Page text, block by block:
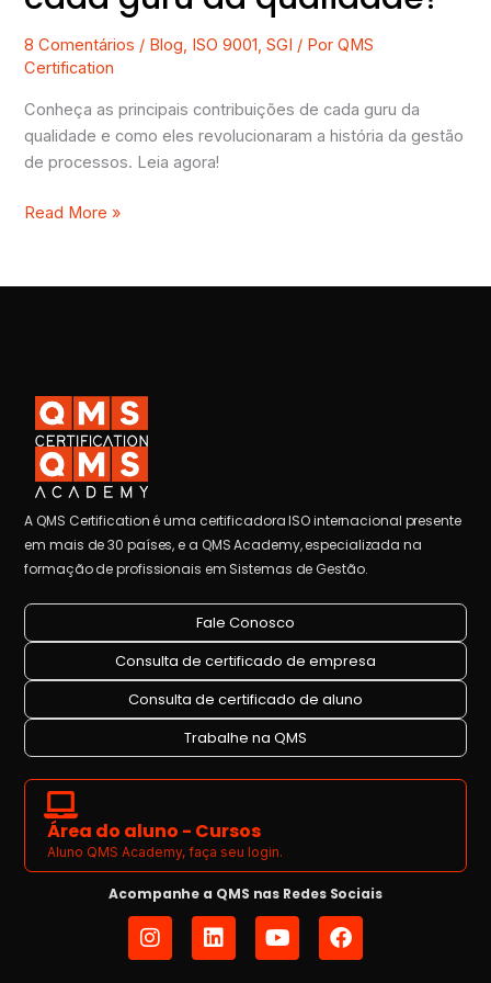
8 Comentários / Blog, ISO 9001,SGI / PorQMS
Certification
Conheça as principais contribuições de cada guru da
qualidade e como eles revolucionaram a história da gestão
de processos. Leia agora!
Read More »
A QMS Certification é uma certificadora ISO internacional presente
em mais de 30 países, e a QMS Academy, especializada na
formação de profissionais em Sistemas de Gestão.
Fale Conosco
Consulta de certificado de empresa
Consulta de certificado de aluno
Trabalhe na QMS
Área do aluno - Cursos
Aluno QMS Academy, faça seu login.
Acompanhe a QMS nas Redes Sociais
I
n
L
i
Y
o
F
a